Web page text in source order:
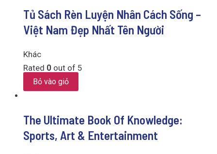
Tủ Sách Rèn Luyện Nhân Cách Sống –
Việt Nam Đẹp Nhất Tên Người
Khác
Rated 0 out of 5
Bỏ vào giỏ
The Ultimate Book Of Knowledge:
Sports, Art & Entertainment